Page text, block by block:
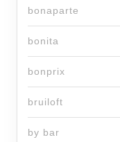
bonaparte
bonita
bonprix
bruiloft
by bar